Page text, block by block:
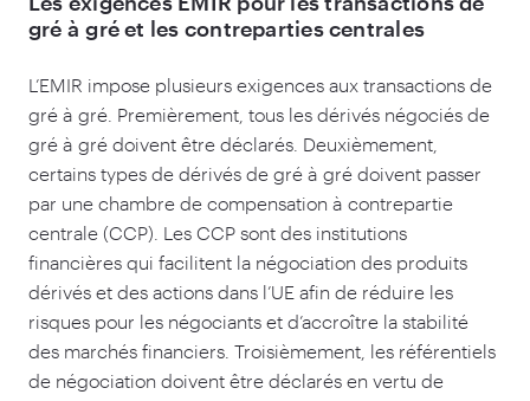
gré à gré et les contreparties centrales
L’EMIR impose plusieurs exigences aux transactions de
gré à gré. Premièrement, tous les dérivés négociés de
gré à gré doivent être déclarés. Deuxièmement,
certains types de dérivés de gré à gré doivent passer
par une chambre de compensation à contrepartie
centrale (CCP). Les CCP sont des institutions
financières qui facilitent la négociation des produits
dérivés et des actions dans l’UE afin de réduire les
risques pour les négociants et d’accroître la stabilité
des marchés financiers. Troisièmement, les référentiels
de négociation doivent être déclarés en vertu de